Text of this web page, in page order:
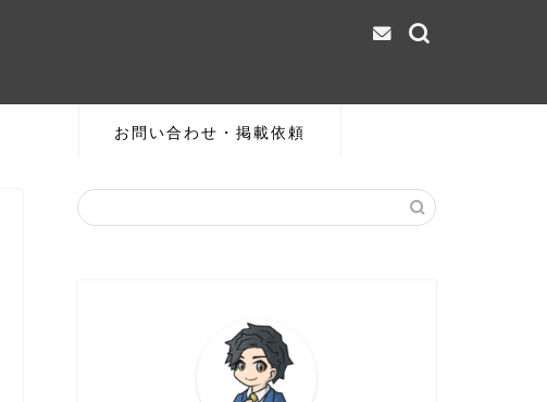
お問い合わせ・掲載依頼